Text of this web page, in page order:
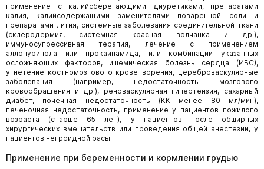
применение с калийсберегающими диуретиками, препаратами
калия, калийсодержащими заменителями поваренной соли и
препаратами лития, системные заболевания соединительной ткани
(склеродермия, системная красная волчанка и др.),
иммуносупрессивная терапия, лечение с применением
аллопуринола или прокаинамида, или комбинации указанных
осложняющих факторов, ишемическая болезнь сердца (ИБС),
угнетение костномозгового кроветворения, цереброваскулярные
заболевания (например, недостаточность мозгового
кровообращения и др.), реноваскулярная гипертензия, сахарный
диабет, почечная недостаточность (КК менее 80 мл/мин),
печеночная недостаточность, применение у пациентов пожилого
возраста (старше 65 лет), у пациентов после обширных
хирургических вмешательств или проведения общей анестезии, у
пациентов негроидной расы.
Применение при беременности и кормлении грудью